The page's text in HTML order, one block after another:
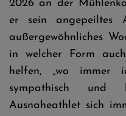
2026 an der
er sein angepeiltes
außergewöhnliches
in welcher Form
helfen, „wo immer
sympathisch und
Ausnaheathlet sich